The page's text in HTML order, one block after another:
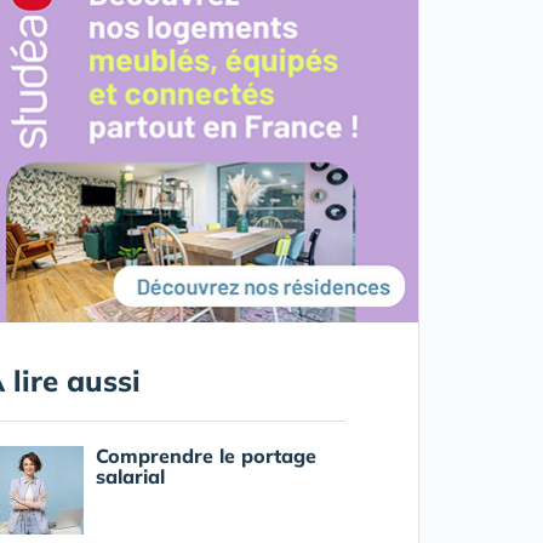
lire aussi
Comprendre le portage
salarial